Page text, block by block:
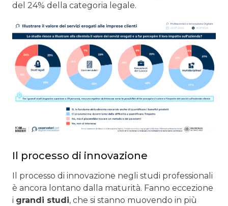
del 24% della categoria legale.
Il processo di innovazione
Il processo di innovazione negli studi professionali
è ancora lontano dalla maturità. Fanno eccezione
i grandi studi, che si stanno muovendo in più